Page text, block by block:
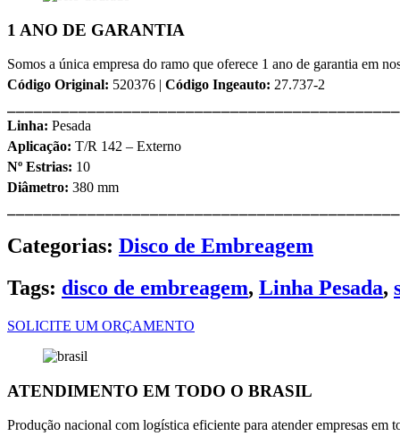
1 ANO DE GARANTIA
Somos a única empresa do ramo que oferece 1 ano de garantia em
Código Original: 520376 | Código Ingeauto: 27.737-2
Linha: Pesada
Aplicação: T/R 142 – Externo
Nº Estrias: 10
Diâmetro: 380 mm
Categorias: Disco de Embreagem
Tags: disco de embreagem, Linha Pesada,
SOLICITE UM ORÇAMENTO
ATENDIMENTO EM TODO O BRASIL
Produção nacional com logística eficiente para atender empresas em